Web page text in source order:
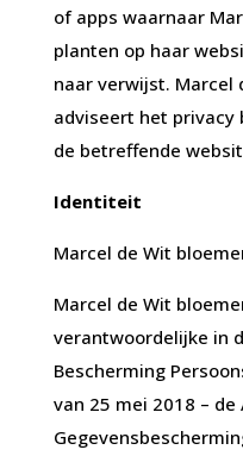
of apps waarnaar
planten op haar
naar verwijst. Marcel
adviseert het privacy
de betreffende
Identiteit
Marcel de Wit
Marcel de Wit
verantwoordelijke in
Bescherming
van 25 mei 2018 –